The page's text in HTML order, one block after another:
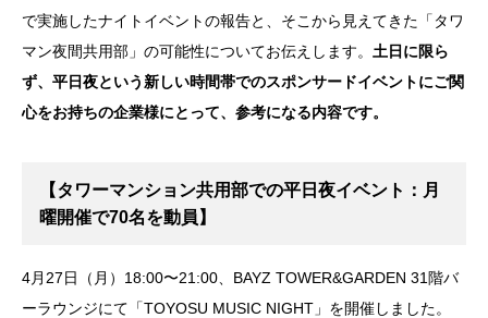
で実施したナイトイベントの報告と、そこから見えてきた「タワ
マン夜間共用部」の可能性についてお伝えします。 土日に限ら
ず、平日夜という新しい時間帯でのスポンサードイベントにご関
心をお持ちの企業様にとって、参考になる内容です。
【タワーマンション共用部での平日夜イベント：月
曜開催で70名を動員】
4月27日（月）18:00〜21:00、BAYZ TOWER&GARDEN 31階バ
ーラウンジにて「TOYOSU MUSIC NIGHT」を開催しました。